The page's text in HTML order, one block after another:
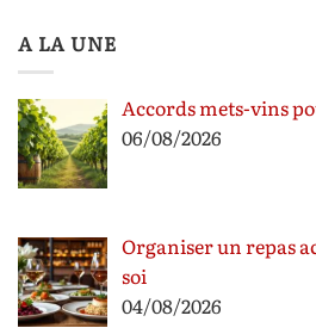
A LA UNE
Accords mets-vins
06/08/2026
Organiser un repas
soi
04/08/2026